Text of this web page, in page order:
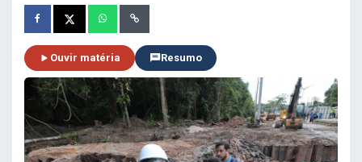
Ouvir matéria Resumo